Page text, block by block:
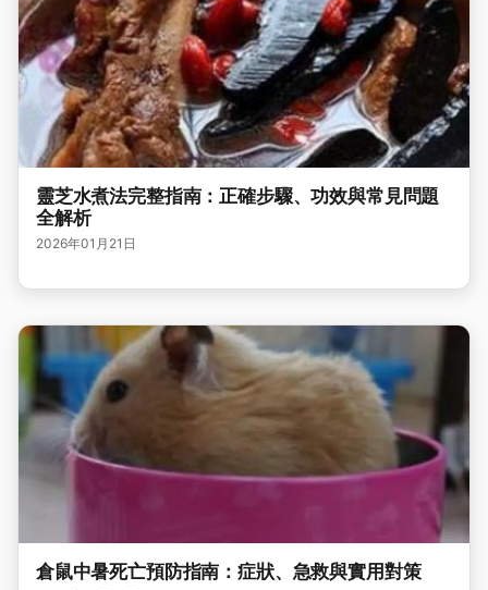
靈芝水煮法完整指南：正確步驟、功效與常見問題
全解析
2026年01月21日
倉鼠中暑死亡預防指南：症狀、急救與實用對策